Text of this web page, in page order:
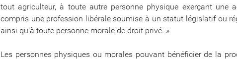
tout agriculteur, à toute autre personne physique exerçant une
compris une profession libérale soumise à un statut législatif ou
ainsi qu'à toute personne morale de droit privé. »
Les personnes physiques ou morales pouvant bénéficier de la